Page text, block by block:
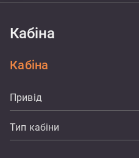
Кабіна
Кабіна
Привід
Тип кабіни